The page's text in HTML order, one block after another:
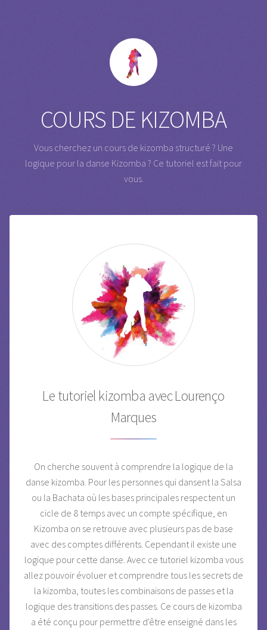
COURS DE KIZOMBA
Vous cherchez un cours de kizomba structuré ? Une
logique pour la danse Kizomba ? Ce tutoriel est fait pour
vous.
Le tutoriel kizomba avec Lourenço
Marques
On cherche souvent à comprendre la logique de la
danse kizomba. Pour les personnes qui dansent la Salsa
ou la Bachata où les bases principales respectent un
cicle de 8 temps avec un compte spécifique, en
Kizomba on se retrouve avec plusieurs pas de base
avec des comptes différents. Cependant il existe une
logique pour cette danse. Avec ce tutoriel kizomba vous
allez pouvoir évoluer et comprendre tous les secrets de
la kizomba, toutes les combinaisons de passes et la
logique des transitions des passes. Ce cours de kizomba
a été conçu pour permettre d'être enseigné dans les